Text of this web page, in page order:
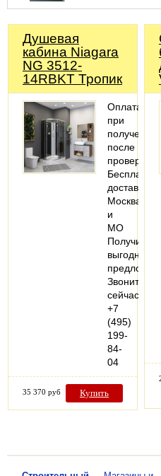
Душевая
кабина Niagara
NG 3512-
14RBKT Тропик
Оплата
при
получении,
после
проверки
доставка
Москва
и
МО
Получите
выгодное
Звоните
сейчас
+7
(495)
199-
84-
04
35 370 руб Купить